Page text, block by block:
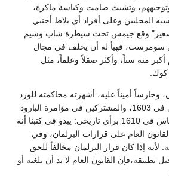
وتشبث صامت وكياسة ماكرة،
المحليين وعلى أفراد أي بلاط أجنبي.
وقع جيمس تحت سيطرة شاب وسيم
سومرست، فهيأ له أن يخلف في مجال
منه سناً، وأكثر صقلاً وعلماً، مثل
وحارساً أميناً عليه، أشهرته محاكمته للورد
إسكس في 1600، ورالي في 1603، والمشتركين في مؤامرة البارود
في 1605. وخرج على الناس في 1610 برأي تاريخي: يبدو في كتبنا أنه
العام على قرارات البرلمان، وفي
لأنه إذا كان قرار البرلمان مخالفاً للحق
تطبيقه،فإن القانون العام لا بد أن يلغيه أو